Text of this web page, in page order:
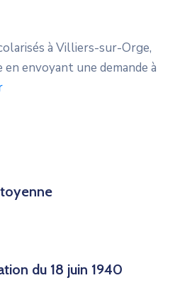
à Villiers-sur-Orge,
envoyant une demande à
du 18 juin 1940